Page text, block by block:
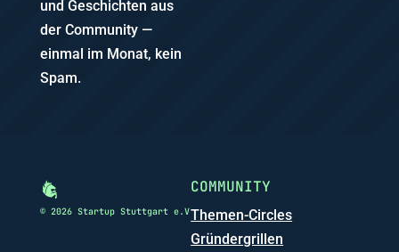
und Geschichten aus
der Community —
einmal im Monat, kein
Spam.
© 2026 Startup Stuttgart e.V
COMMUNITY
Themen-Circles
Gründergrillen